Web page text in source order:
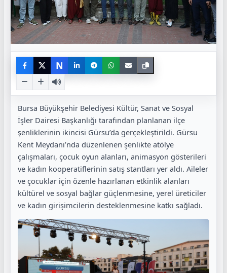
N
Bursa Büyükşehir Belediyesi Kültür, Sanat ve Sosyal
İşler Dairesi Başkanlığı tarafından planlanan ilçe
şenliklerinin ikincisi Gürsu’da gerçekleştirildi. Gürsu
Kent Meydanı’nda düzenlenen şenlikte atölye
çalışmaları, çocuk oyun alanları, animasyon gösterileri
ve kadın kooperatiflerinin satış stantları yer aldı. Aileler
ve çocuklar için özenle hazırlanan etkinlik alanları
kültürel ve sosyal bağlar güçlenmesine, yerel üreticiler
ve kadın girişimcilerin desteklenmesine katkı sağladı.